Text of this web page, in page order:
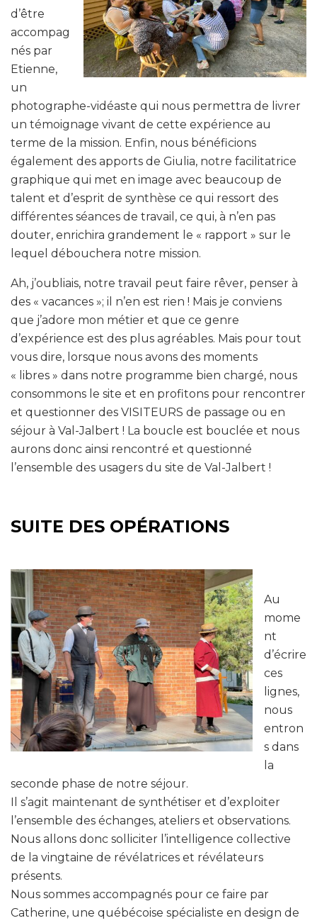
d’être
accompag
nés par
Etienne,
un
photographe-vidéaste qui nous permettra de livrer
un témoignage vivant de cette expérience au
terme de la mission. Enfin, nous bénéficions
également des apports de Giulia, notre facilitatrice
graphique qui met en image avec beaucoup de
talent et d’esprit de synthèse ce qui ressort des
différentes séances de travail, ce qui, à n’en pas
douter, enrichira grandement le « rapport » sur le
lequel débouchera notre mission.
Ah, j’oubliais, notre travail peut faire rêver, penser à
des « vacances »; il n’en est rien ! Mais je conviens
que j’adore mon métier et que ce genre
d’expérience est des plus agréables. Mais pour tout
vous dire, lorsque nous avons des moments
« libres » dans notre programme bien chargé, nous
consommons le site et en profitons pour rencontrer
et questionner des VISITEURS de passage ou en
séjour à Val-Jalbert ! La boucle est bouclée et nous
aurons donc ainsi rencontré et questionné
l’ensemble des usagers du site de Val-Jalbert !
SUITE DES OPÉRATIONS
Au
mome
nt
d’écrire
ces
lignes,
nous
entron
s dans
la
seconde phase de notre séjour.
Il s’agit maintenant de synthétiser et d’exploiter
l’ensemble des échanges, ateliers et observations.
Nous allons donc solliciter l’intelligence collective
de la vingtaine de révélatrices et révélateurs
présents.
Nous sommes accompagnés pour ce faire par
Catherine, une québécoise spécialiste en design de